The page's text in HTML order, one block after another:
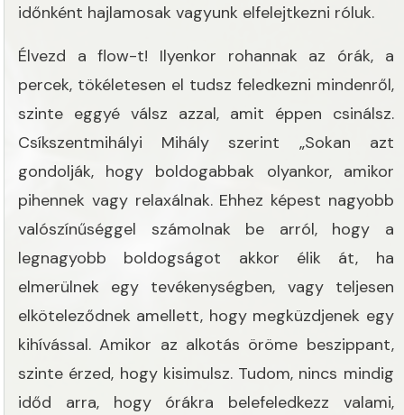
időnként hajlamosak vagyunk elfelejtkezni róluk.
Élvezd a flow-t! Ilyenkor rohannak az órák, a
percek, tökéletesen el tudsz feledkezni mindenről,
szinte eggyé válsz azzal, amit éppen csinálsz.
Csíkszentmihályi Mihály szerint „Sokan azt
gondolják, hogy boldogabbak olyankor, amikor
pihennek vagy relaxálnak. Ehhez képest nagyobb
valószínűséggel számolnak be arról, hogy a
legnagyobb boldogságot akkor élik át, ha
elmerülnek egy tevékenységben, vagy teljesen
elköteleződnek amellett, hogy megküzdjenek egy
kihívással. Amikor az alkotás öröme beszippant,
szinte érzed, hogy kisimulsz. Tudom, nincs mindig
időd arra, hogy órákra belefeledkezz valami,